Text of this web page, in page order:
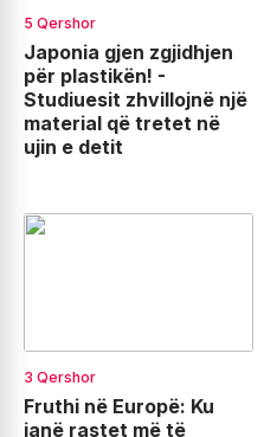
5 Qershor
Japonia gjen zgjidhjen
për plastikën! -
Studiuesit zhvillojnë një
material që tretet në
ujin e detit
3 Qershor
Fruthi në Europë: Ku
janë rastet më të